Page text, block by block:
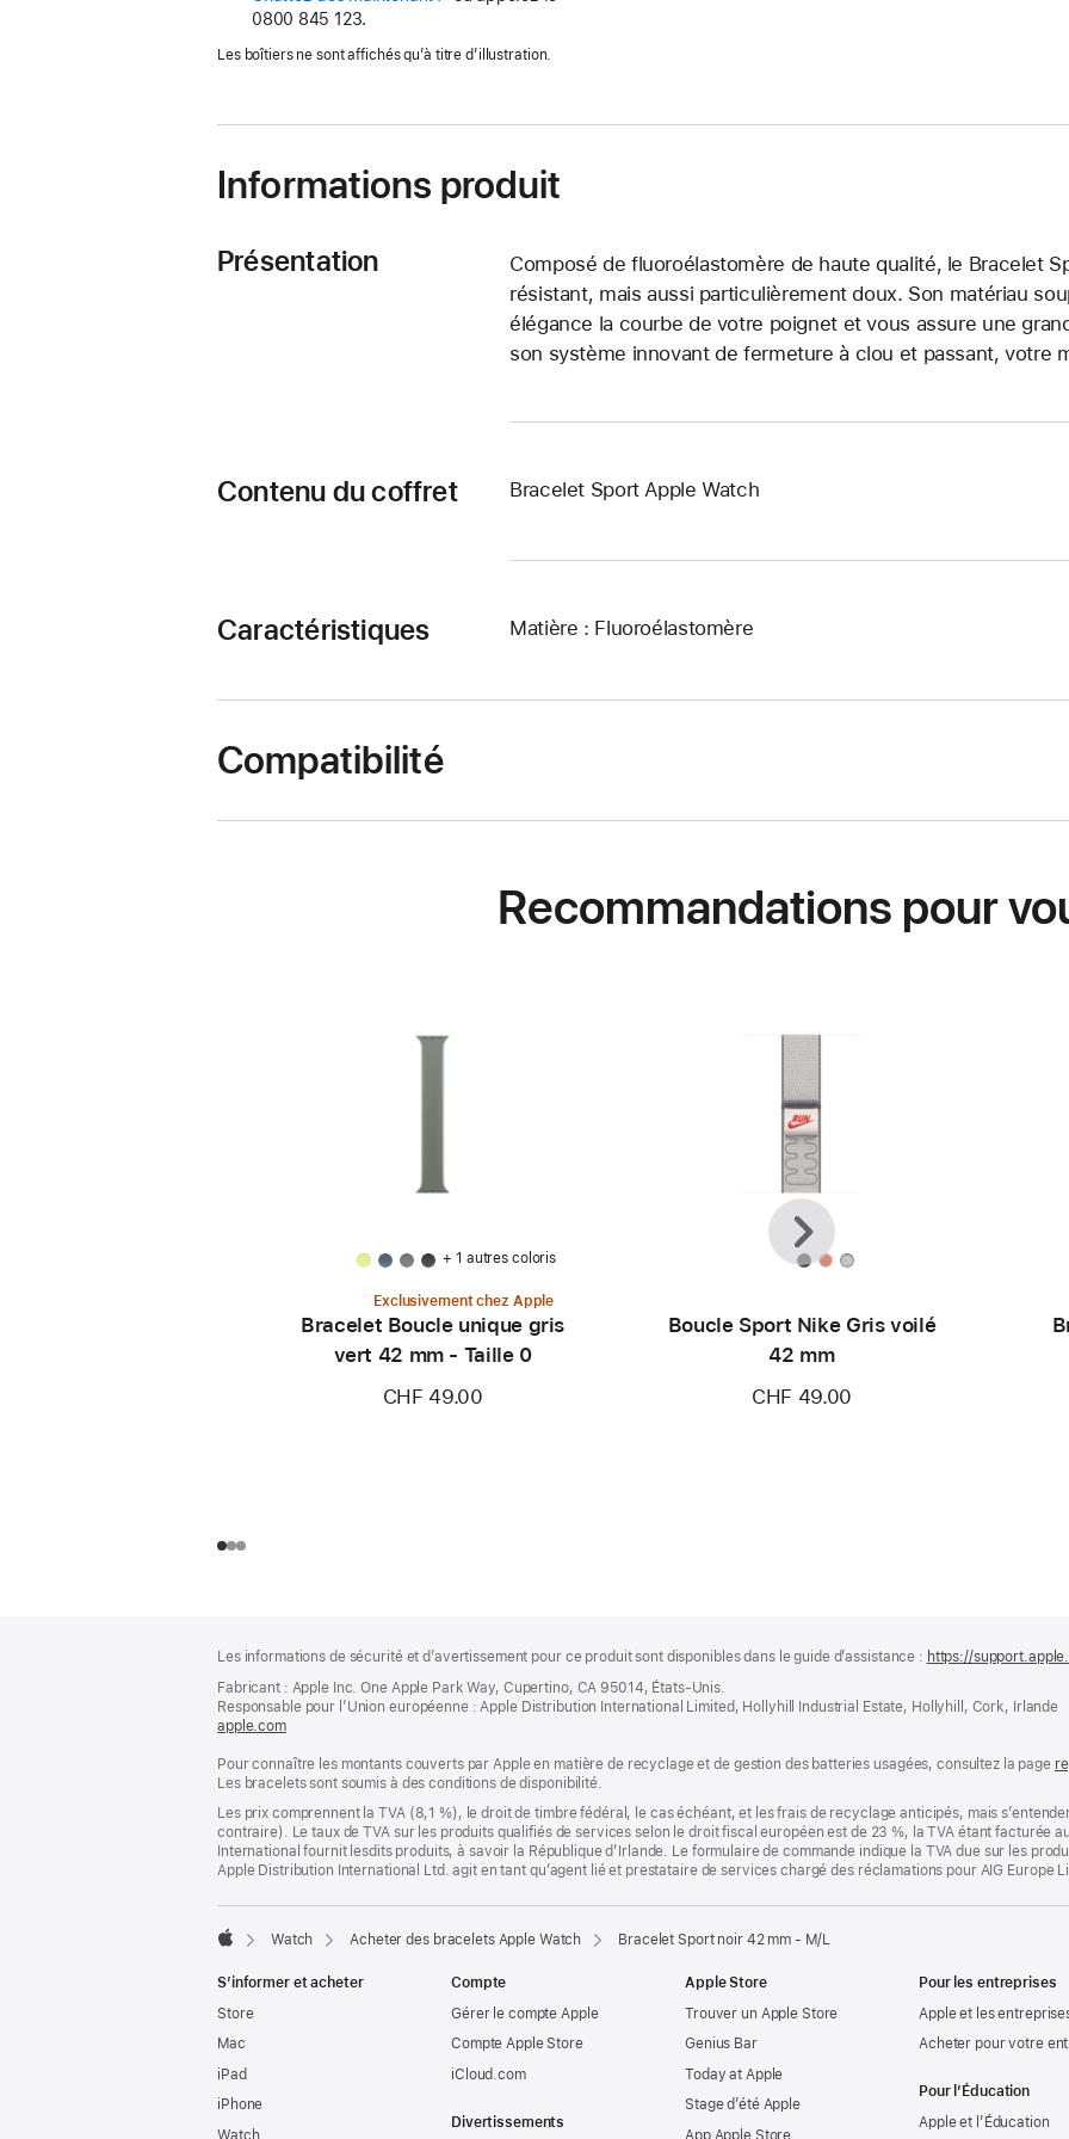
nouvelle
0800 845 123.
Les boîtiers ne sont affichés qu’à titre d’illustration.
Informations produit
Présentation
Composé de fluoroélastomère de haute qualité, le Bracelet
résistant, mais aussi particulièrement doux. Son matériau
élégance la courbe de votre poignet et vous assure une
son système innovant de fermeture à clou et passant, votre
Contenu du coffret Bracelet Sport Apple Watch
Caractéristiques Matière : Fluoroélastomère
Compatibilité
Recommandations pour
+ 1 autres coloris
Exclusivement chez Apple
Bracelet Boucle unique gris
vert 42 mm - Taille 0
CHF 49.00
Boucle Sport Nike Gris voilé
42 mm
CHF 49.00
Précédent
Suivant
de
page
de
bas
de
page
Les informations de sécurité et d’avertissement pour ce produit sont disponibles dans le guide d’assistance : https://
Fabricant : Apple Inc. One Apple Park Way, Cupertino, CA 95014, États-Unis.
Responsable pour l’Union européenne : Apple Distribution International Limited, Hollyhill Industrial Estate, Hollyhill, Cork, Irlande
apple.com(s’ouvre
une
nouvelle
Pour connaître les montants couverts par Apple en matière de recyclage et de gestion des batteries usagées, consultez la page
Les bracelets sont soumis à des conditions de disponibilité.
Les prix comprennent la TVA (8,1 %), le droit de timbre fédéral, le cas échéant, et les frais de recyclage anticipés, mais
contraire). Le taux de TVA sur les produits qualifiés de services selon le droit fiscal européen est de 23 %, la TVA étant facturée
International fournit lesdits produits, à savoir la République d’Irlande. Le formulaire de commande indique la TVA due sur les
Apple Distribution International Ltd. agit en tant qu’agent lié et prestataire de services chargé des réclamations pour AIG Europe
Watch Acheter des bracelets Apple Watch Bracelet Sport noir 42 mm - M/L
S’informer et acheter
Store
Mac
iPad
iPhone
Watch
Compte
Gérer le compte Apple
Compte Apple Store
iCloud.com
Divertissements
Apple Store
Trouver un Apple Store
Genius Bar
Today at Apple
Stage d’été Apple
App Apple Store
Pour les entreprises
Apple et les
Acheter pour votre
Pour l’Éducation
Apple et l’Éducation